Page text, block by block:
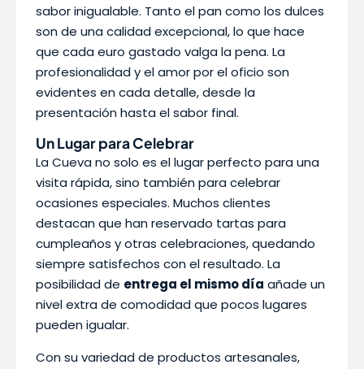
sabor inigualable. Tanto el pan como los dulces
son de una calidad excepcional, lo que hace
que cada euro gastado valga la pena. La
profesionalidad y el amor por el oficio son
evidentes en cada detalle, desde la
presentación hasta el sabor final.
Un Lugar para Celebrar
La Cueva no solo es el lugar perfecto para una
visita rápida, sino también para celebrar
ocasiones especiales. Muchos clientes
destacan que han reservado tartas para
cumpleaños y otras celebraciones, quedando
siempre satisfechos con el resultado. La
posibilidad de entrega el mismo día añade un
nivel extra de comodidad que pocos lugares
pueden igualar.
Con su variedad de productos artesanales,